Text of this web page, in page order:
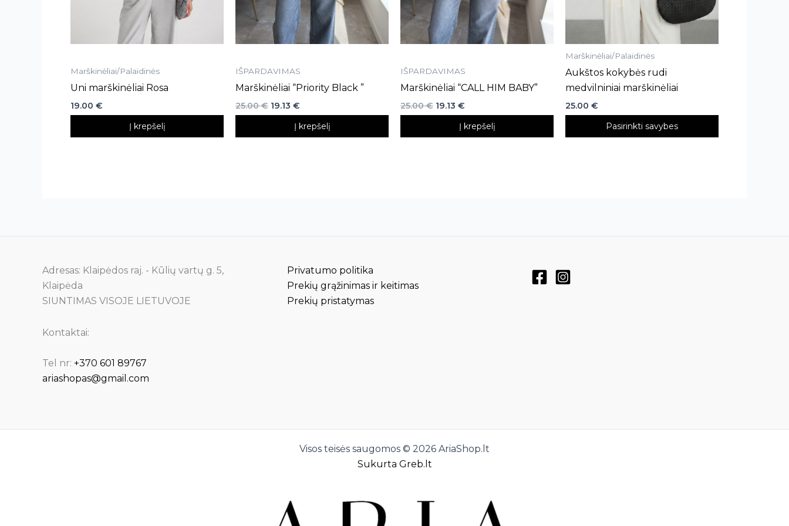
Marškinėliai/Palaidinės
Uni marškinėliai Rosa
19.00 €
Į krepšelį
IŠPARDAVIMAS
Marškinėliai “Priority Black ”
25.00€ 19.13 €
Į krepšelį
IŠPARDAVIMAS
Marškinėliai “CALL HIM BABY”
25.00€ 19.13 €
Į krepšelį
Marškinėliai/Palaidinės
Aukštos kokybės rudi
medvilniniai marškinėliai
25.00 €
Pasirinkti savybes
product
page
Adresas: Klaipėdos raj. - Kūlių vartų g. 5,
Klaipėda
SIUNTIMAS VISOJE LIETUVOJE
Kontaktai:
Tel nr: +370 601 89767
ariashopas@gmail.com
Privatumo politika
Prekių grąžinimas ir keitimas
Prekių pristatymas
Visos teisės saugomos © 2026 AriaShop.lt
Sukurta Greb.lt